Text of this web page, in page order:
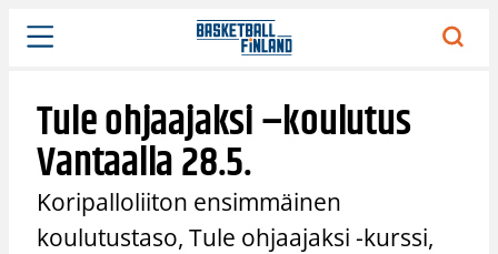
Siirry
sisältöön
Tule ohjaajaksi –koulutus
Vantaalla 28.5.
Koripalloliiton ensimmäinen
koulutustaso, Tule ohjaajaksi -kurssi,